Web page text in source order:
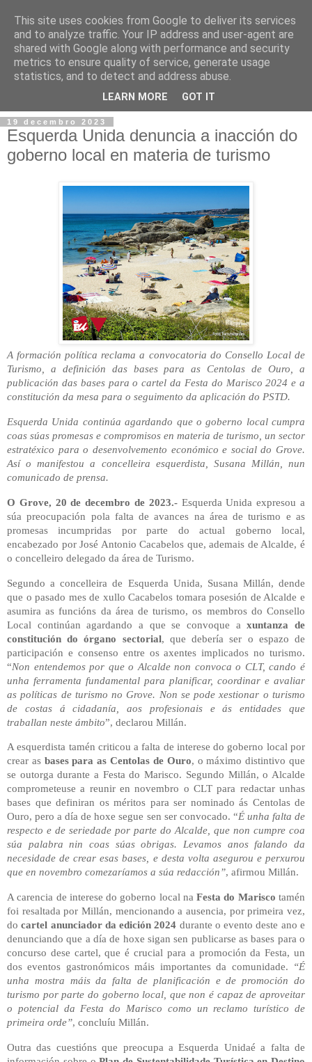
19 decembro 2023
Esquerda Unida denuncia a inacción do
goberno local en materia de turismo
A formación política reclama a convocatoria do Consello Local de
Turismo, a definición das bases para as Centolas de Ouro, a
publicación das bases para o cartel da Festa do Marisco 2024 e a
constitución da mesa para o seguimento da aplicación do PSTD.
Esquerda Unida continúa agardando que o goberno local cumpra
coas súas promesas e compromisos en materia de turismo, un sector
estratéxico para o desenvolvemento económico e social do Grove.
Así o manifestou a concelleira esquerdista, Susana Millán, nun
comunicado de prensa.
O Grove, 20 de decembro de 2023.-Esquerda Unida expresou a
súa preocupación pola falta de avances na área de turismo e as
promesas incumpridas por parte do actual goberno local,
encabezado por José Antonio Cacabelos que, ademais de Alcalde, é
o concelleiro delegado da área de Turismo.
Segundo a concelleira de Esquerda Unida, Susana Millán, dende
que o pasado mes de xullo Cacabelos tomara posesión de Alcalde e
asumira as funcións da área de turismo, os membros do Consello
Local continúan agardando a que se convoque axuntanza de
constitución do órgano sectorial, que debería ser o espazo de
participación e consenso entre os axentes implicados no turismo.
“Non entendemos por que o Alcalde non convoca o CLT, cando é
unha ferramenta fundamental para planificar, coordinar e avaliar
as políticas de turismo no Grove. Non se pode xestionar o turismo
de costas á cidadanía, aos profesionais e ás entidades que
traballan neste ámbito”, declarou Millán.
A esquerdista tamén criticou a falta de interese do goberno local por
crear as bases para as Centolas de Ouro, o máximo distintivo que
se outorga durante a Festa do Marisco. Segundo Millán, o Alcalde
comprometeuse a reunir en novembro o CLT para redactar unhas
bases que definiran os méritos para ser nominado ás Centolas de
Ouro, pero a día de hoxe segue sen ser convocado. “É unha falta de
respecto e de seriedade por parte do Alcalde, que non cumpre coa
súa palabra nin coas súas obrigas. Levamos anos falando da
necesidade de crear esas bases, e desta volta asegurou e perxurou
que en novembro comezaríamos a súa redacción”, afirmou Millán.
A carencia de interese do goberno local naFesta do Marisco tamén
foi resaltada por Millán, mencionando a ausencia, por primeira vez,
docartel anunciador da edición 2024 durante o evento deste ano e
denunciando que a día de hoxe sigan sen publicarse as bases para o
concurso dese cartel, que é crucial para a promoción da Festa, un
dos eventos gastronómicos máis importantes da comunidade.
“É
unha mostra máis da falta de planificación e de promoción do
turismo por parte do goberno local, que non é capaz de aproveitar
o potencial da Festa do Marisco como un reclamo turístico de
primeira orde”, concluíu Millán.
Outra das cuestións que preocupa a Esquerda Unidaé a falta de
This site uses cookies from Google to deliver its services
and to analyze traffic. Your IP address and user-agent are
shared with Google along with performance and security
metrics to ensure quality of service, generate usage
statistics, and to detect and address abuse.
LEARN MORE GOT IT